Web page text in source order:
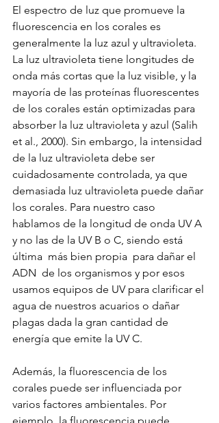
El espectro de luz que promueve la
fluorescencia en los corales es
generalmente la luz azul y ultravioleta.
La luz ultravioleta tiene longitudes de
onda más cortas que la luz visible, y la
mayoría de las proteínas fluorescentes
de los corales están optimizadas para
absorber la luz ultravioleta y azul (Salih
et al., 2000). Sin embargo, la intensidad
de la luz ultravioleta debe ser
cuidadosamente controlada, ya que
demasiada luz ultravioleta puede dañar
los corales. Para nuestro caso
hablamos de la longitud de onda UV A
y no las de la UV B o C, siendo está
última  más bien propia  para dañar el
ADN  de los organismos y por esos
usamos equipos de UV para clarificar el
agua de nuestros acuarios o dañar
plagas dada la gran cantidad de
energía que emite la UV C.
Además, la fluorescencia de los
corales puede ser influenciada por
varios factores ambientales. Por